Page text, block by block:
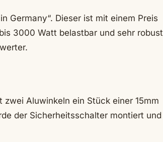
Germany“. Dieser ist mit einem Preis
3000 Watt belastbar und sehr robust
Aluwinkeln ein Stück einer 15mm
der Sicherheitsschalter montiert und